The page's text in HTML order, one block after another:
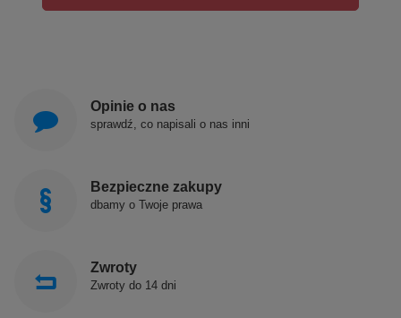
Opinie o nas
sprawdź, co napisali o nas inni
Bezpieczne zakupy
dbamy o Twoje prawa
Zwroty
Zwroty do 14 dni